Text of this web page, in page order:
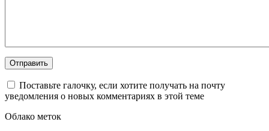
Поставьте галочку, если хотите получать на почту
уведомления о новых комментариях в этой теме
Облако меток